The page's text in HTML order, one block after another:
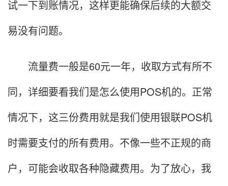
试一下到账情况，这样更能确保后续的大额交
易没有问题。
流量费一般是60元一年，收取方式有所不
同，详细要看我们是怎么使用POS机的。正常
情况下，这三份费用就是我们使用银联POS机
时需要支付的所有费用。不像一些不正规的商
户，可能会收取各种隐藏费用。为了放心，我